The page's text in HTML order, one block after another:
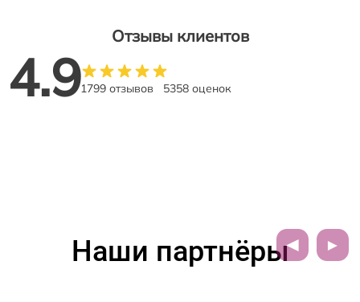
Отзывы клиентов
4.91799 отзывов 5358 оценок
Наши партнёры